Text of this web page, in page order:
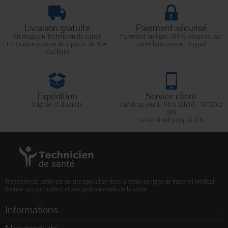
Livraison gratuite
En magasin Technicien de santé
En France à domicile à partir de 99€
d'achats
Paiement sécurisé
Paiement en ligne 100% sécurisé par
carte bancaire ou Paypal
Expédition
soignée et discrète
Service client
Lundi au jeudi : 9h à 12h30 - 13h30 à
18h
Le vendredi jusqu'à 17h
Technicien de santé est un site spécialisé dans la vente en ligne de matériel médical
destiné aux particuliers et aux professionnels de la santé.
Informations